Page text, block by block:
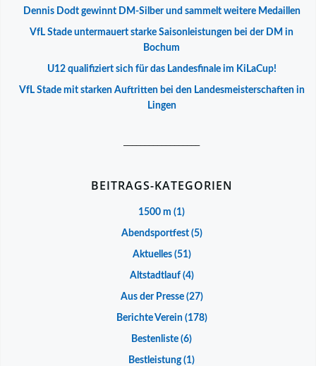
Dennis Dodt gewinnt DM-Silber und sammelt weitere Medaillen
VfL Stade untermauert starke Saisonleistungen bei der DM in
Bochum
U12 qualifiziert sich für das Landesfinale im KiLaCup!
VfL Stade mit starken Auftritten bei den Landesmeisterschaften in
Lingen
BEITRAGS-KATEGORIEN
1500 m (1)
Abendsportfest(5)
Aktuelles(51)
Altstadtlauf(4)
Aus der Presse(27)
Berichte Verein(178)
Bestenliste (6)
Bestleistung(1)